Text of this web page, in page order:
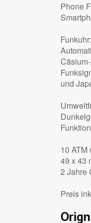
Phone
Funkuhr:
und
10
49 x 43
2 Jahre
Preis